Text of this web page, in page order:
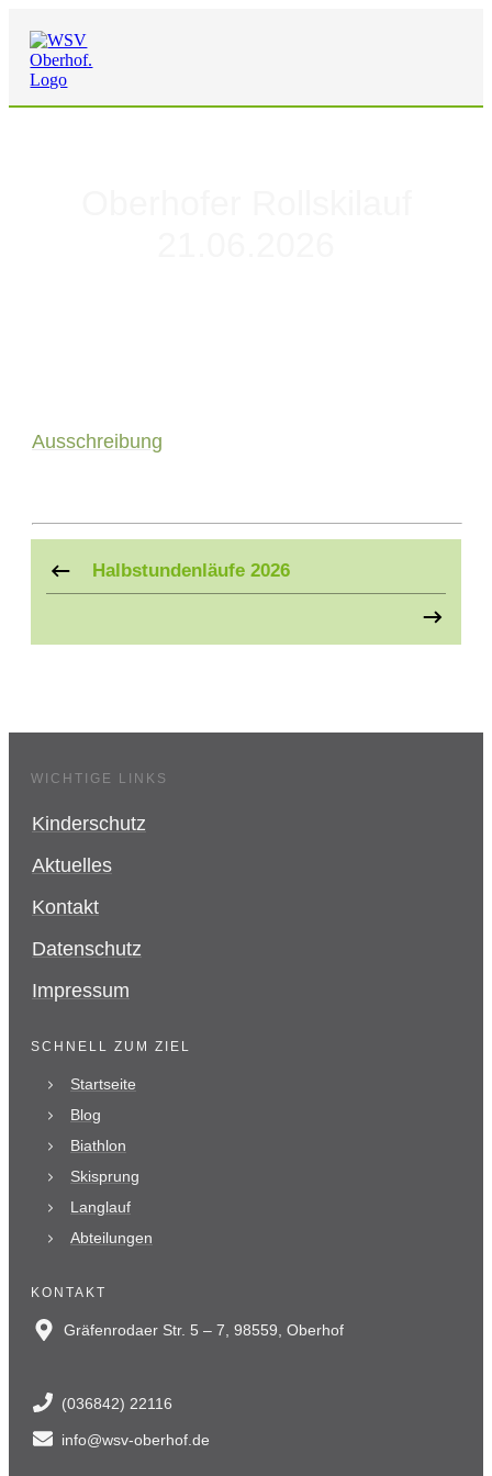
Ausschreibung
Halbstundenläufe 2026
WICHTIGE LINKS
Kinderschutz
Aktuelles
Kontakt
Datenschutz
Impressum
SCHNELL ZUM ZIEL
Startseite
Blog
Biathlon
Skisprung
Langlauf
Abteilungen
KONTAKT
Gräfenrodaer Str. 5 – 7, 98559, Oberhof
(036842) 22116
info@wsv-oberhof.de